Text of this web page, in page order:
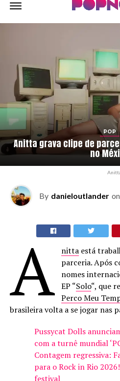
POP
Anitta grava clipe de
no
By danieloutlander on
A nitta está
parceria. Após
nomes
EP “Solo“, que
Perco Meu
brasileira volta a se jogar nas
Pussycat Dolls
com a turnê mundial
Contagem regressiva:
para o Rock in Rio
festival